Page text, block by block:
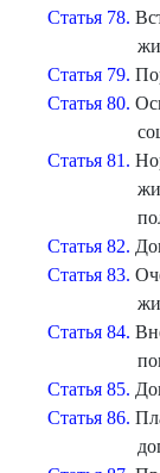
Статья 78.
Статья 79.
Статья 80.
Статья 81.
Статья 82.
Статья 83.
Статья 84.
Статья 85.
Статья 86.